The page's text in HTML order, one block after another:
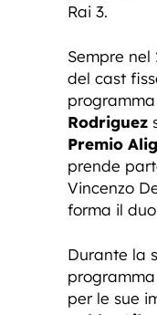
Rai 3.
Sempre
del cast
Rodriguez
Premio
prende
Vincenzo
forma il
Durante la
programma
per le sue